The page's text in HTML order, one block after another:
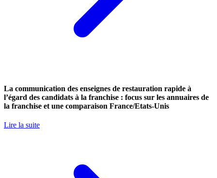
La communication des enseignes de restauration rapide à
l’égard des candidats à la franchise : focus sur les annuaires de
la franchise et une comparaison France/Etats-Unis
Lire la suite